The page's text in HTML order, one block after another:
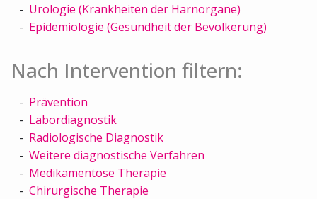
Urologie (Krankheiten der Harnorgane)
Epidemiologie (Gesundheit der Bevölkerung)
Nach Intervention filtern:
Prävention
Labordiagnostik
Radiologische Diagnostik
Weitere diagnostische Verfahren
Medikamentöse Therapie
Chirurgische Therapie